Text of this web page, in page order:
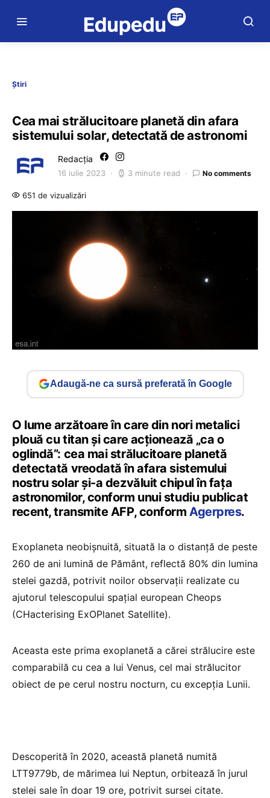
Știri
Cea mai strălucitoare planetă din afara
sistemului solar, detectată de astronomi
Redacția
16 iulie 2023 3 minute read No comments
651 de vizualizări
Adaugă-ne ca sursă preferată în Google
O lume arzătoare în care din nori metalici
plouă cu titan şi care acţionează „ca o
oglindă”: cea mai strălucitoare planetă
detectată vreodată în afara sistemului
nostru solar şi-a dezvăluit chipul în faţa
astronomilor, conform unui studiu publicat
recent, transmite AFP, conform Agerpres.
Exoplaneta neobişnuită, situată la o distanţă de peste
260 de ani lumină de Pământ, reflectă 80% din lumina
stelei gazdă, potrivit noilor observaţii realizate cu
ajutorul telescopului spaţial european Cheops
(CHacterising ExOPlanet Satellite).
Aceasta este prima exoplanetă a cărei strălucire este
comparabilă cu cea a lui Venus, cel mai strălucitor
obiect de pe cerul nostru nocturn, cu excepţia Lunii.
Descoperită în 2020, această planetă numită
LTT9779b, de mărimea lui Neptun, orbitează în jurul
stelei sale în doar 19 ore, potrivit sursei citate.